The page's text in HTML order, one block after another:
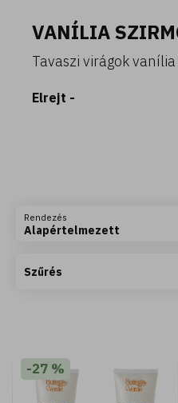
Fiori
VANÍLIA
Tavaszi virágok
Elrejt -
Rendezés
Alapértelmezett
Szűrés
-27 %